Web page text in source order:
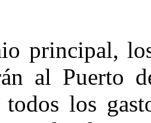
principal,
al Puerto
los